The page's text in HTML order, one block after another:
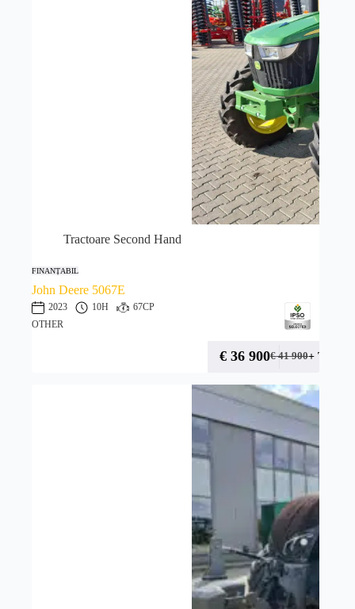
Tractoare Second Hand
FINANȚABIL
John Deere 5067E
2023 10H
67CP
OTHER
€41 900
€ 36 900 + TVA